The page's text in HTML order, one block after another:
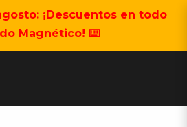
¡Descuentos en todo
Magnético! ⌨️